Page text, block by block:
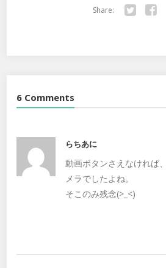
Share:
6 Comments
らちあに
動画ボタンさえなければ
メラでしたよね。
そこのみ残念(>_<)